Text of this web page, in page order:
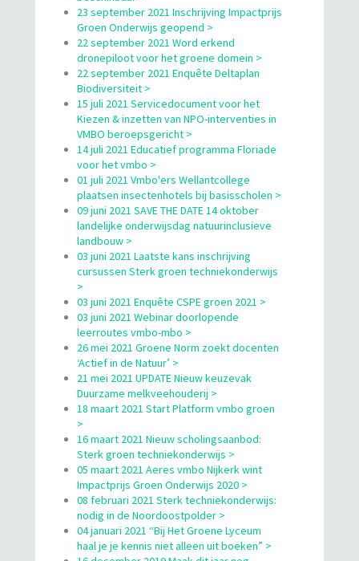
23 september 2021 Inschrijving Impactprijs
Groen Onderwijs geopend >
22 september 2021 Word erkend
dronepiloot voor het groene domein >
22 september 2021 Enquête Deltaplan
Biodiversiteit >
15 juli 2021 Servicedocument voor het
Kiezen & inzetten van NPO-interventies in
VMBO beroepsgericht >
14 juli 2021 Educatief programma Floriade
voor het vmbo >
01 juli 2021 Vmbo'ers Wellantcollege
plaatsen insectenhotels bij basisscholen >
09 juni 2021 SAVE THE DATE 14 oktober
landelijke onderwijsdag natuurinclusieve
landbouw >
03 juni 2021 Laatste kans inschrijving
cursussen Sterk groen techniekonderwijs
>
03 juni 2021 Enquête CSPE groen 2021 >
03 juni 2021 Webinar doorlopende
leerroutes vmbo-mbo >
26 mei 2021 Groene Norm zoekt docenten
‘Actief in de Natuur’ >
21 mei 2021 UPDATE Nieuw keuzevak
Duurzame melkveehouderij >
18 maart 2021 Start Platform vmbo groen
>
16 maart 2021 Nieuw scholingsaanbod:
Sterk groen techniekonderwijs >
05 maart 2021 Aeres vmbo Nijkerk wint
Impactprijs Groen Onderwijs 2020 >
08 februari 2021 Sterk techniekonderwijs:
nodig in de Noordoostpolder >
04 januari 2021 “Bij Het Groene Lyceum
haal je je kennis niet alleen uit boeken” >